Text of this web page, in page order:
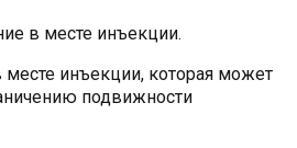
в месте инъекции.
месте инъекции, которая может
подвижности